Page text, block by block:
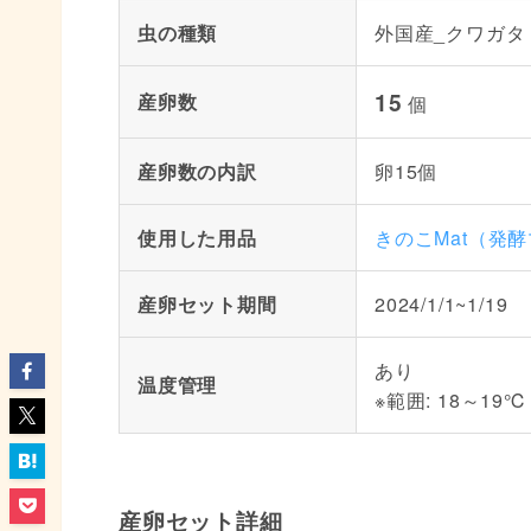
虫の種類 外国産_クワガタ
産卵数 15 個
産卵数の内訳 卵15個
使用した用品 きのこMat（発酵
産卵セット期間 2024/1/1~1/19
温度管理
あり
※範囲: 18～19℃
産卵セット詳細